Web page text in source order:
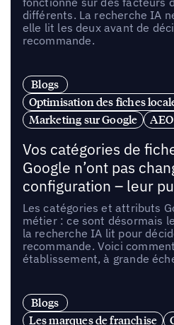
différents. La recherche IA
elle lit les deux avant de
recommande.
Blogs
Optimisation des fiches
Marketing sur Google
Vos catégories de
Google n’ont pas
configuration – leur
Les catégories et attributs
métier : ce sont désormais
la recherche IA lit pour
recommande. Voici
établissement, à grande
Blogs
Les marques de franchise